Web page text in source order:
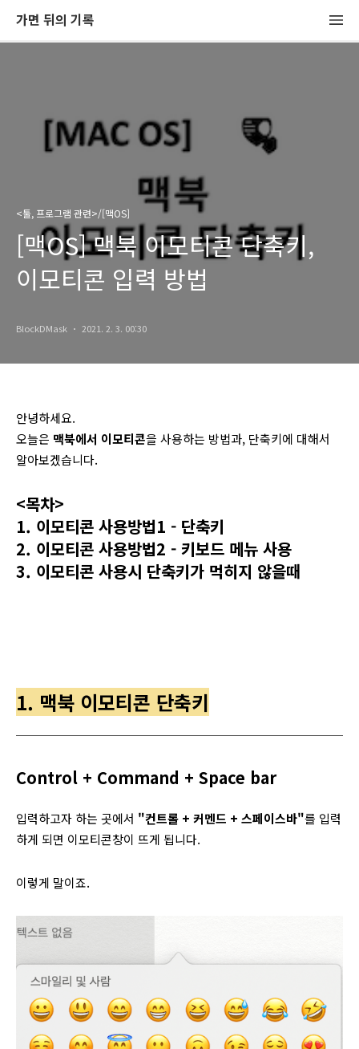
가면 뒤의 기록
<툴, 프로그램 관련>/[맥OS]
[맥OS] 맥북 이모티콘 단축키,
이모티콘 입력 방법
BlockDMask 2021. 2. 3. 00:30
안녕하세요.
오늘은 맥북에서 이모티콘을 사용하는 방법과, 단축키에 대해서
알아보겠습니다.
<목차>
1. 이모티콘 사용방법1 - 단축키
2. 이모티콘 사용방법2 - 키보드 메뉴 사용
3. 이모티콘 사용시 단축키가 먹히지 않을때
1. 맥북 이모티콘 단축키
Control + Command + Space bar
입력하고자 하는 곳에서 "컨트롤 + 커멘드 + 스페이스바"를 입력
하게 되면 이모티콘창이 뜨게 됩니다.
이렇게 말이죠.